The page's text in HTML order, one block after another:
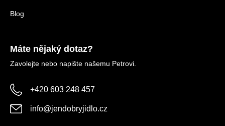
Blog
Máte nějaký dotaz?
Zavolejte nebo napište našemu Petrovi.
+420 603 248 457
info@jendobryjidlo.cz